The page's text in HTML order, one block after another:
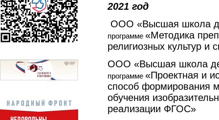
2021 год
ООО «Высшая школа
программе «Методика
религиозных культур и
ООО «Высшая школа
программе «Проектная и
способ формирования
обучения
реализации ФГОС»